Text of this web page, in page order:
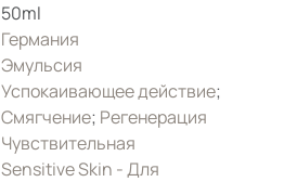
50ml
Германия
Эмульсия
Успокаивающее действие;
Смягчение; Регенерация
Чувствительная
Sensitive Skin - Для